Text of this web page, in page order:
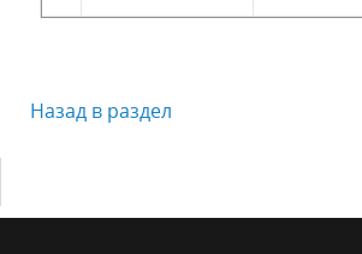
Назад в раздел